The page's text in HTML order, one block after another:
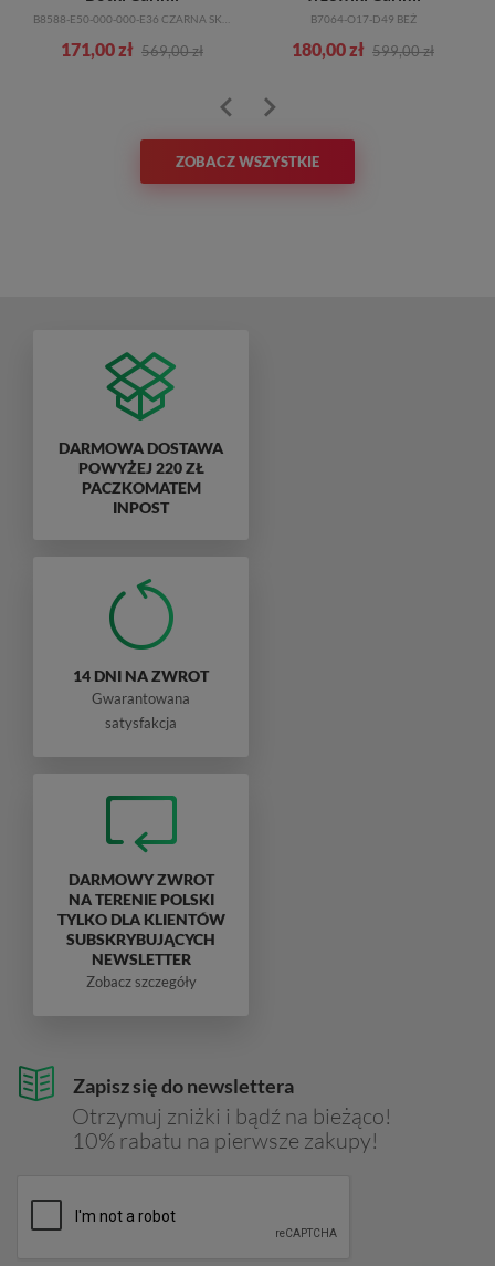
171,00 zł 569,00 zł
B7064-O17-D49 BEŻ
180,00 zł 599,00 zł
ZOBACZ WSZYSTKIE
Zapisz się do newslettera
Otrzymuj zniżki i bądź na bieżąco!
10% rabatu na pierwsze zakupy!
DARMOWA DOSTAWA
POWYŻEJ 220 ZŁ
PACZKOMATEM
INPOST
14 DNI NA ZWROT
Gwarantowana
satysfakcja
DARMOWY ZWROT
NA TERENIE POLSKI
TYLKO DLA KLIENTÓW
SUBSKRYBUJĄCYCH
NEWSLETTER
Zobacz szczegóły